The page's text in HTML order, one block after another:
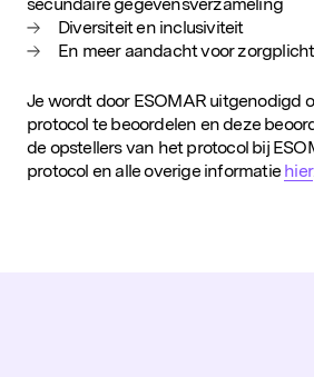
Diversiteit en inclusiviteit
En meer aandacht voor zorgplicht
Je wordt door ESOMAR uitgenodigd
protocol te beoordelen en deze
de opstellers van het protocol bij
protocol en alle overige informatiehier